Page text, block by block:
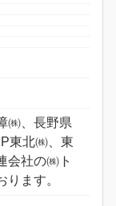
㈱、長野県
東北㈱、東
会社の㈱ト
ます。